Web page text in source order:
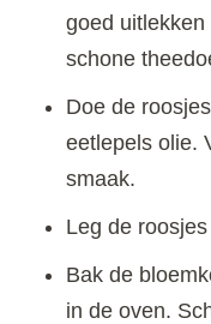
goed
schone
Doe de
eetlepels olie.
smaak.
Leg de
Bak de
in de oven.